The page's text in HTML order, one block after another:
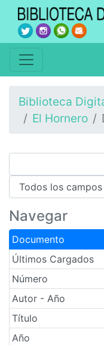
Biblioteca
El Hornero
Navegar
Documento
Últimos Cargados
Número
Autor - Año
Título
Año